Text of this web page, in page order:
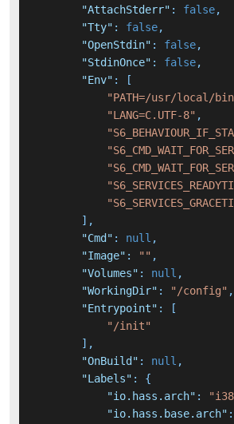
"AttachStderr" : false,
"Tty" : false,
"OpenStdin" : false,
"StdinOnce" : false,
"Env" :
[
"PATH=/usr/
"LANG=C.UTF-8" ,
] ,
"Cmd" : null ,
"Image" : "" ,
"Volumes" : null ,
"WorkingDir" : "/config" ,
"Entrypoint" :
[
"/init"
] ,
"OnBuild" : null ,
"Labels" :
{
"io.hass.arch" :
"io.hass.base.arch" :